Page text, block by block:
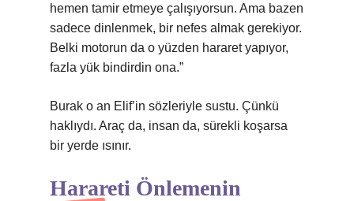
hemen tamir etmeye çalışıyorsun. Ama bazen
sadece dinlenmek, bir nefes almak gerekiyor.
Belki motorun da o yüzden hararet yapıyor,
fazla yük bindirdin ona.”
Burak o an Elif’in sözleriyle sustu. Çünkü
haklıydı. Araç da, insan da, sürekli koşarsa
bir yerde ısınır.
Harareti Önlemenin